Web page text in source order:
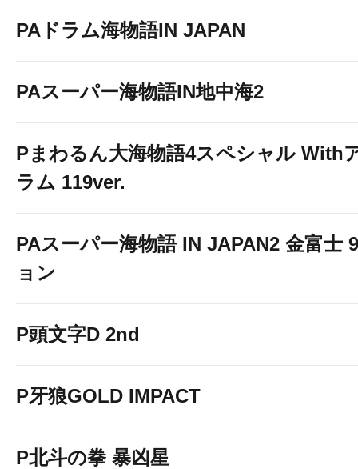
PAドラム海物語IN JAPAN
PAスーパー海物語IN地中海2
Pまわるん大海物語4スペシャル With
ラム 119ver.
PAスーパー海物語 IN JAPAN2 金富士
ョン
P頭文字D 2nd
P牙狼GOLD IMPACT
P北斗の拳 暴凶星